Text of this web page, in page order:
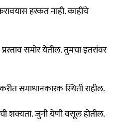
हरकत नाही. काहींचे
समोर येतील. तुमचा इतरांवर
समाधानकारक स्थिती राहील.
शक्यता. जुनी येणी वसूल होतील.